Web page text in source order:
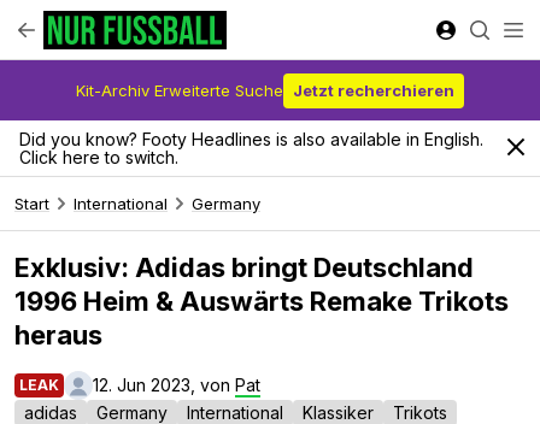
Kit-Archiv Erweiterte Suche Jetzt recherchieren
Did you know? Footy Headlines is also available in English.
Click here to switch.
Start International Germany
Exklusiv: Adidas bringt Deutschland
1996 Heim & Auswärts Remake Trikots
heraus
LEAK 12. Jun 2023, von Pat
adidas
Germany International Klassiker
Trikots